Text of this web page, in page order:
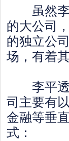
虽然李
的大公司
的独立公
场，有着
李平透
司主要有
金融等垂
式：